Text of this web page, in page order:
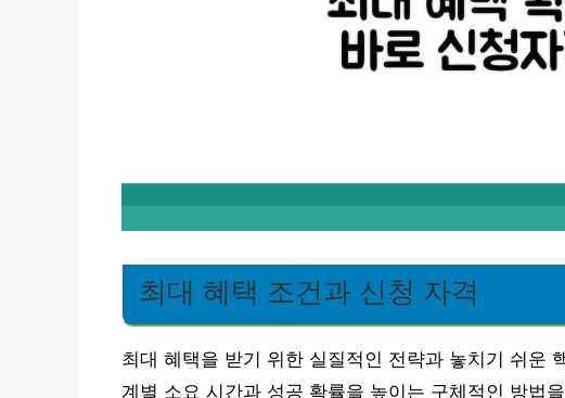
최대 혜택 조건과 신청 자격
최대 혜택을 받기 위한 실질적인 전략과 놓치기 쉬운
계별 소요 시간과 성공 확률을 높이는 구체적인 방법